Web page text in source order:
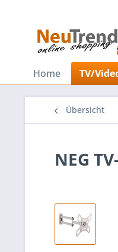
Home TV/
Übersicht
NEG